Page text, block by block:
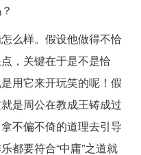
么样。假设他做得不恰
，关键在于是不是恰
用它来开玩笑的呢！假
是周公在教成王铸成过
不偏不倚的道理去引导
都要符合“中庸”之道就